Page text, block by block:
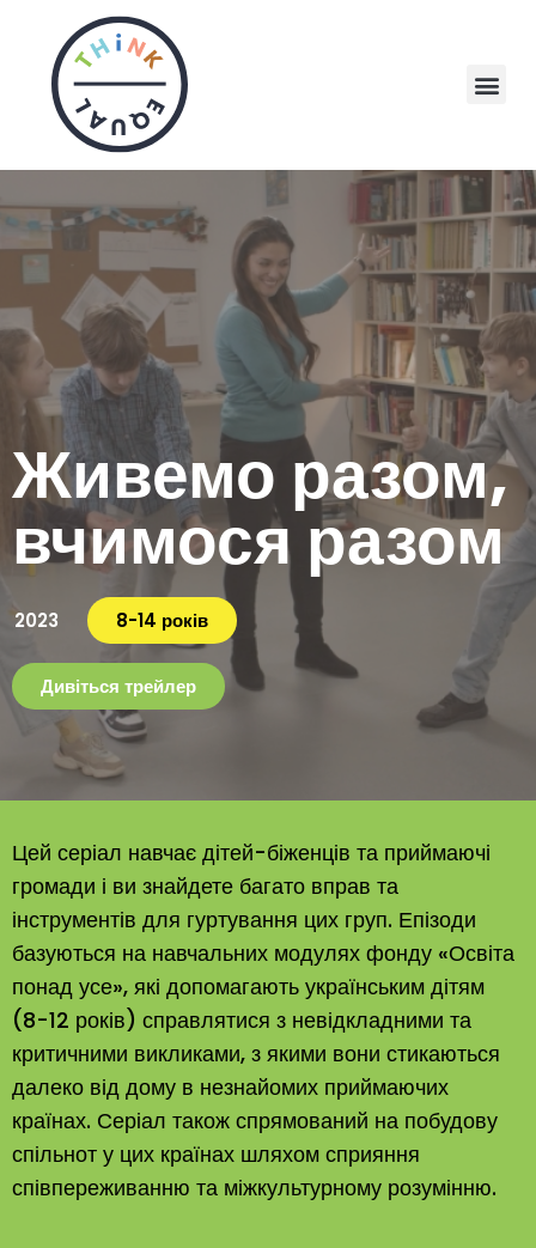
Живемо разом,
вчимося разом
2023 8-14 років
Дивіться трейлер
Цей серіал навчає дітей-біженців та приймаючі
громади і ви знайдете багато вправ та
інструментів для гуртування цих груп. Епізоди
базуються на навчальних модулях фонду «Освіта
понад усе», які допомагають українським дітям
(8-12 років) справлятися з невідкладними та
критичними викликами, з якими вони стикаються
далеко від дому в незнайомих приймаючих
країнах. Серіал також спрямований на побудову
спільнот у цих країнах шляхом сприяння
співпереживанню та міжкультурному розумінню.